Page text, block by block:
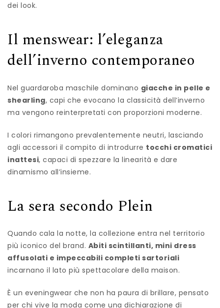
dei look.
Il menswear: l’eleganza
dell’inverno contemporaneo
Nel guardaroba maschile dominano giacche in pelle e
shearling, capi che evocano la classicità dell’inverno
ma vengono reinterpretati con proporzioni moderne.
I colori rimangono prevalentemente neutri, lasciando
agli accessori il compito di introdurre tocchi cromatici
inattesi, capaci di spezzare la linearità e dare
dinamismo all’insieme.
La sera secondo Plein
Quando cala la notte, la collezione entra nel territorio
più iconico del brand. Abiti scintillanti, mini dress
affusolati e impeccabili completi sartoriali
incarnano il lato più spettacolare della maison.
È un eveningwear che non ha paura di brillare, pensato
per chi vive la moda come una dichiarazione di